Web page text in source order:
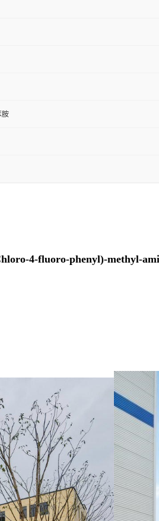
胺
4-fluoro-phenyl)-methyl-